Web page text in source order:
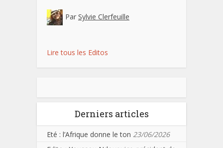
Par Sylvie Clerfeuille
Lire tous les Editos
Derniers articles
Eté : l’Afrique donne le ton 23/06/2026